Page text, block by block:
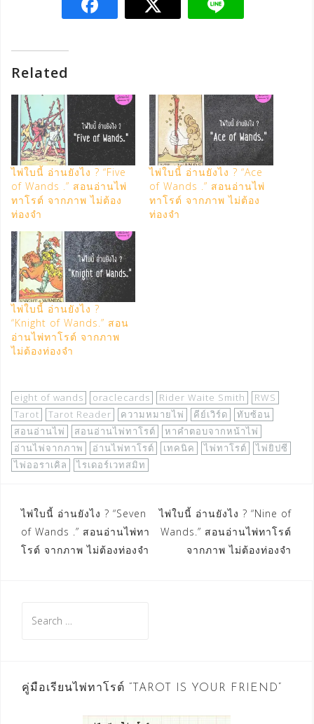
Related
ไพ่ใบนี้ อ่านยังไง ? “Five
of Wands .” สอนอ่านไพ่
ทาโรต์ จากภาพ ไม่ต้อง
ท่องจำ
ไพ่ใบนี้ อ่านยังไง ? “Ace
of Wands .” สอนอ่านไพ่
ทาโรต์ จากภาพ ไม่ต้อง
ท่องจำ
ไพ่ใบนี้ อ่านยังไง ?
“Knight of Wands.” สอน
อ่านไพ่ทาโรต์ จากภาพ
ไม่ต้องท่องจำ
eight of wands oraclecards Rider Waite Smith
RWS
Tarot
Tarot Reader ความหมายไพ่ คีย์เวิร์ด
ทับซ้อน
สอนอ่านไพ่
สอนอ่านไพ่ทาโรต์
หาคำตอบจากหน้าไพ่
อ่านไพ่จากภาพ
อ่านไพ่ทาโรต์ เทคนิค ไพ่ทาโรต์
ไพ่ยิปซี
ไพ่ออราเคิล
ไรเดอร์เวทสมิท
Post
navigation
ไพ่ใบนี้ อ่านยังไง ? “Seven
of Wands .” สอนอ่านไพ่ทา
โรต์ จากภาพ ไม่ต้องท่องจำ
ไพ่ใบนี้ อ่านยังไง ? “Nine of
Wands.” สอนอ่านไพ่ทาโรต์
จากภาพ ไม่ต้องท่องจำ
for:
คู่มือเรียนไพ่ทาโรต์ “TAROT IS YOUR FRIEND”